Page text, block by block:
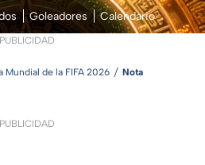
Goleadores Calendario
PUBLICIDAD
Mundial de la FIFA 2026 Nota
PUBLICIDAD